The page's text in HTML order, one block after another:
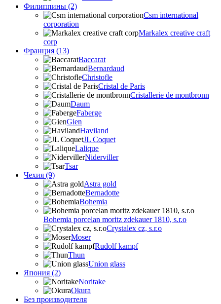
Филиппины (2)
Csm international
corporation
Markalex creative craft
corp
Франция (13)
Baccarat
Bernardaud
Christofle
Cristal de Paris
Cristallerie de montbronn
Daum
Faberge
Gien
Haviland
JL Coquet
Lalique
Niderviller
Tsar
Чехия (9)
Astra gold
Bernadotte
Bohemia
Bohemia porcelan moritz zdekauer 1810, s.r.o
Crystalex cz, s.r.o
Moser
Rudolf kampf
Thun
Union glass
Япония (2)
Noritake
Okura
Без производителя